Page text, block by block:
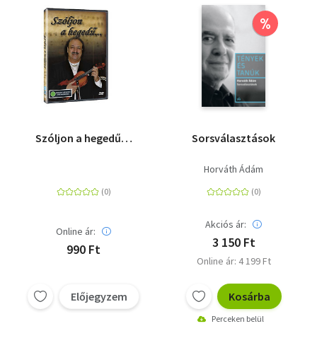
Természettudomány
Történelem
Vallás
Szóljon a hegedű…
Online ár:
990 Ft
Előjegyzem
%
Sorsválasztások
Horváth Ádám
Akciós ár:
3 150 Ft
Online ár: 4 199 Ft
Kosárba
Perceken belül